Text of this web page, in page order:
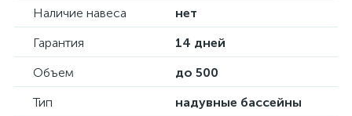
Наличие навеса
нет
Гарантия
14 дней
Объем
до 500
Тип
надувные бассейны